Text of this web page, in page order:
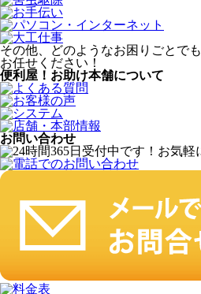
その他、どのようなお困りごとでも
お任せください！
便利屋！お助け本舗について
お問い合わせ